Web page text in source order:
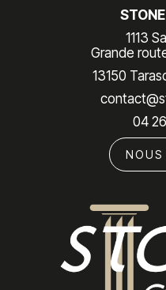
1113
Grande
13150
04
NOUS